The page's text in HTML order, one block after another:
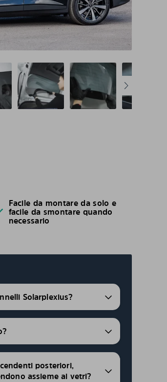
Facile da montare da solo e
facile da smontare quando
necessario
Solarplexius?
posteriori,
assieme ai vetri?